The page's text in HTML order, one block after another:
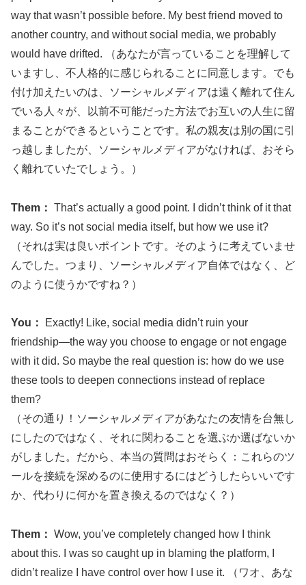
way that wasn’t possible before. My best friend moved to
another country, and without social media, we probably
would have drifted. （あなたが言っていることを理解して
いますし、不人格的に感じられることに同意します。でも
付け加えたいのは、ソーシャルメディアは遠く離れて住ん
でいる人々が、以前不可能だった方法でお互いの人生に留
まることができるということです。私の親友は別の国に引
っ越しましたが、ソーシャルメディアがなければ、おそら
く離れていたでしょう。）
Them： That’s actually a good point. I didn’t think of it that
way. So it’s not social media itself, but how we use it?
（それは実は良いポイントです。そのように考えていませ
んでした。つまり、ソーシャルメディア自体ではなく、ど
のように使うかですね？）
You：
Exactly! Like, social media didn’t ruin your
friendship—the way you choose to engage or not engage
with it did. So maybe the real question is: how do we use
these tools to deepen connections instead of replace
them?
（その通り！ソーシャルメディアがあなたの友情を台無し
にしたのではなく、それに関わることを選ぶか選ばないか
がしました。だから、本当の質問はおそらく：これらのツ
ールを接続を深めるのに使用するにはどうしたらいいです
か、代わりに何かを置き換えるのではなく？）
Them： Wow, you’ve completely changed how I think
about this. I was so caught up in blaming the platform, I
didn’t realize I have control over how I use it. （ワオ、あな